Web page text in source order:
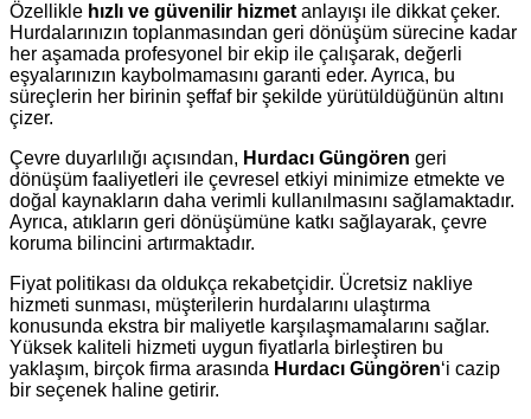
Özellikle hızlı ve güvenilir hizmet anlayışı ile dikkat çeker.
Hurdalarınızın toplanmasından geri dönüşüm sürecine kadar
her aşamada profesyonel bir ekip ile çalışarak, değerli
eşyalarınızın kaybolmamasını garanti eder. Ayrıca, bu
süreçlerin her birinin şeffaf bir şekilde yürütüldüğünün altını
çizer.
Çevre duyarlılığı açısından, Hurdacı Güngören geri
dönüşüm faaliyetleri ile çevresel etkiyi minimize etmekte ve
doğal kaynakların daha verimli kullanılmasını sağlamaktadır.
Ayrıca, atıkların geri dönüşümüne katkı sağlayarak, çevre
koruma bilincini artırmaktadır.
Fiyat politikası da oldukça rekabetçidir. Ücretsiz nakliye
hizmeti sunması, müşterilerin hurdalarını ulaştırma
konusunda ekstra bir maliyetle karşılaşmamalarını sağlar.
Yüksek kaliteli hizmeti uygun fiyatlarla birleştiren bu
yaklaşım, birçok firma arasında Hurdacı Güngören‘i cazip
bir seçenek haline getirir.